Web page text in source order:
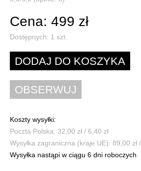
Cena: 499 zł
Dostępnych: 1 szt.
Koszty wysyłki:
Poczta Polska: 32,00 zł / 6,40 zł
Wysyłka zagraniczna (kraje UE): 89,00 zł
Wysyłka nastąpi w ciągu 6 dni roboczych